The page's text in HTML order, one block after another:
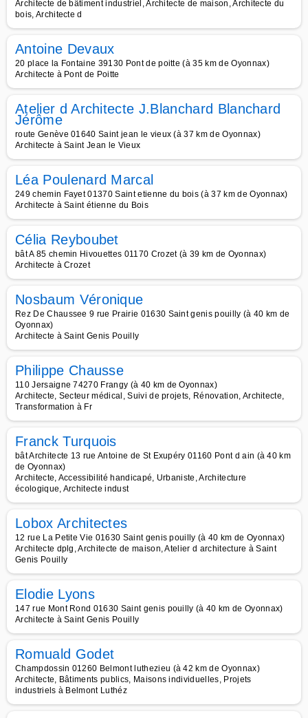
Architecte de bâtiment industriel, Architecte de maison, Architecte du
bois, Architecte d
Antoine Devaux
20 place la Fontaine 39130 Pont de poitte (à 35 km de Oyonnax)
Architecte à Pont de Poitte
Atelier d Architecte J.Blanchard Blanchard
Jérôme
route Genève 01640 Saint jean le vieux (à 37 km de Oyonnax)
Architecte à Saint Jean le Vieux
Léa Poulenard Marcal
249 chemin Fayet 01370 Saint etienne du bois (à 37 km de Oyonnax)
Architecte à Saint étienne du Bois
Célia Reyboubet
bât A 85 chemin Hivouettes 01170 Crozet (à 39 km de Oyonnax)
Architecte à Crozet
Nosbaum Véronique
Rez De Chaussee 9 rue Prairie 01630 Saint genis pouilly (à 40 km de
Oyonnax)
Architecte à Saint Genis Pouilly
Philippe Chausse
110 Jersaigne 74270 Frangy (à 40 km de Oyonnax)
Architecte, Secteur médical, Suivi de projets, Rénovation, Architecte,
Transformation à Fr
Franck Turquois
bât Architecte 13 rue Antoine de St Exupéry 01160 Pont d ain (à 40 km
de Oyonnax)
Architecte, Accessibilité handicapé, Urbaniste, Architecture
écologique, Architecte indust
Lobox Architectes
12 rue La Petite Vie 01630 Saint genis pouilly (à 40 km de Oyonnax)
Architecte dplg, Architecte de maison, Atelier d architecture à Saint
Genis Pouilly
Elodie Lyons
147 rue Mont Rond 01630 Saint genis pouilly (à 40 km de Oyonnax)
Architecte à Saint Genis Pouilly
Romuald Godet
Champdossin 01260 Belmont luthezieu (à 42 km de Oyonnax)
Architecte, Bâtiments publics, Maisons individuelles, Projets
industriels à Belmont Luthéz